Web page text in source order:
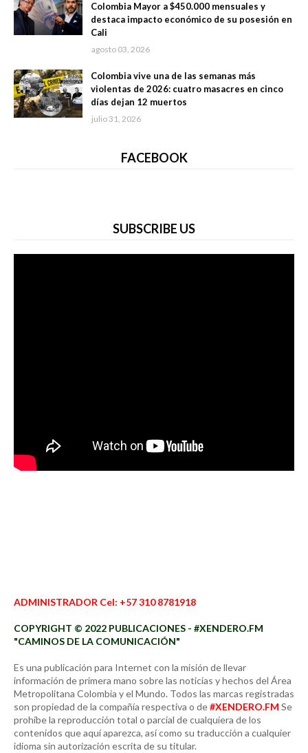
Colombia Mayor a $450.000 mensuales y
destaca impacto económico de su posesión en
Cali
agosto 03, 2026
Colombia vive una de las semanas más
violentas de 2026: cuatro masacres en cinco
días dejan 12 muertos
julio 31, 2026
FACEBOOK
SUBSCRIBE US
ADMINISTRADOR Cel: +57 310 8781918
COPYRIGHT © 2022 PUBLICACIONES - #XENDERO.FM
"CAMINOS DE LA COMUNICACIÓN"
Es una publicación para Internet con la misión de llevar
información de primera mano sobre las noticias y hechos del Área
Metropolitana Colombia y el Mundo. Todos las marcas registradas
son propiedad de la compañía respectiva o de#XENDERO.FM Se
prohíbe la reproducción total o parcial de cualquiera de los
contenidos que aquí aparezca, así como su traducción a cualquier
idioma sin autorización escrita de su titular.